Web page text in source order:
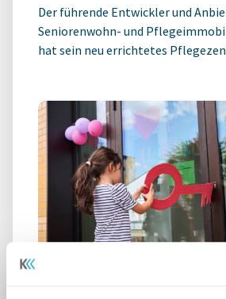
Der führende Entwickler und
Seniorenwohn- und
hat sein neu errichtetes